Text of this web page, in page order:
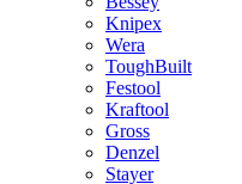
Knipex
Wera
ToughBuilt
Festool
Kraftool
Gross
Denzel
Stayer